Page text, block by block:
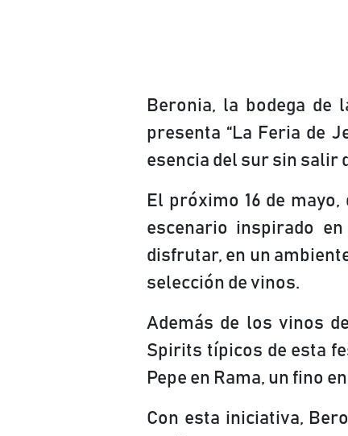
Beronia, la bodega de
presenta “La Feria de
esencia del sur sin salir
El próximo 16 de
escenario inspirado
disfrutar, en un
selección de vinos.
Además de los vinos
Spirits típicos de esta
Pepe en Rama, un fino
Con esta iniciativa,